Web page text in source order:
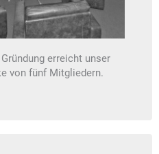
erreicht unser
von fünf Mitgliedern.